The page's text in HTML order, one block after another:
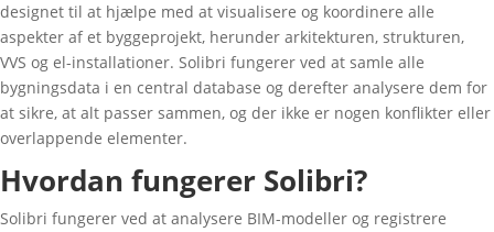
designet til at hjælpe med at visualisere og koordinere alle
aspekter af et byggeprojekt, herunder arkitekturen, strukturen,
VVS og el-installationer. Solibri fungerer ved at samle alle
bygningsdata i en central database og derefter analysere dem for
at sikre, at alt passer sammen, og der ikke er nogen konflikter eller
overlappende elementer.
Hvordan fungerer Solibri?
Solibri fungerer ved at analysere BIM-modeller og registrere